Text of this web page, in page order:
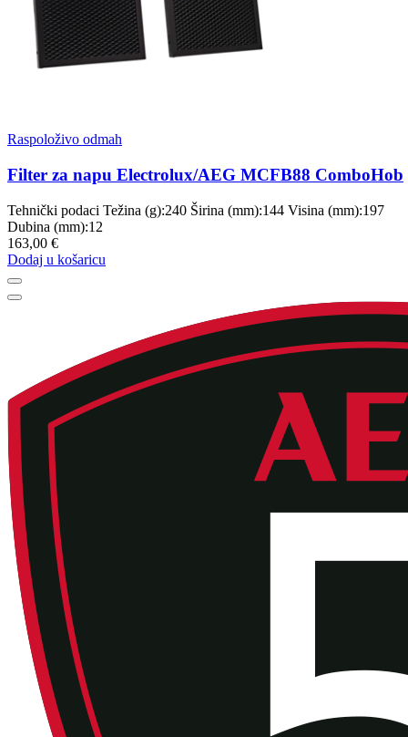
Raspoloživo odmah
Filter za napu Electrolux/AEG MCFB88 ComboHob
Tehnički podaci Težina (g):240 Širina (mm):144 Visina (mm):197
Dubina (mm):12
163,00 €
Dodaj u košaricu